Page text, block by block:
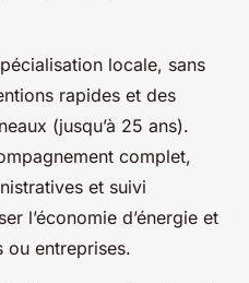
locale, sans
rapides et des
(jusqu’à 25 ans).
complet,
et suivi
l’économie d’énergie et
ou entreprises.